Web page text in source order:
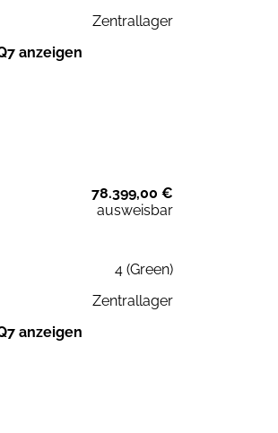
Zentrallager
anzeigen
78.399,00 €
ausweisbar
4 (Green)
Zentrallager
anzeigen